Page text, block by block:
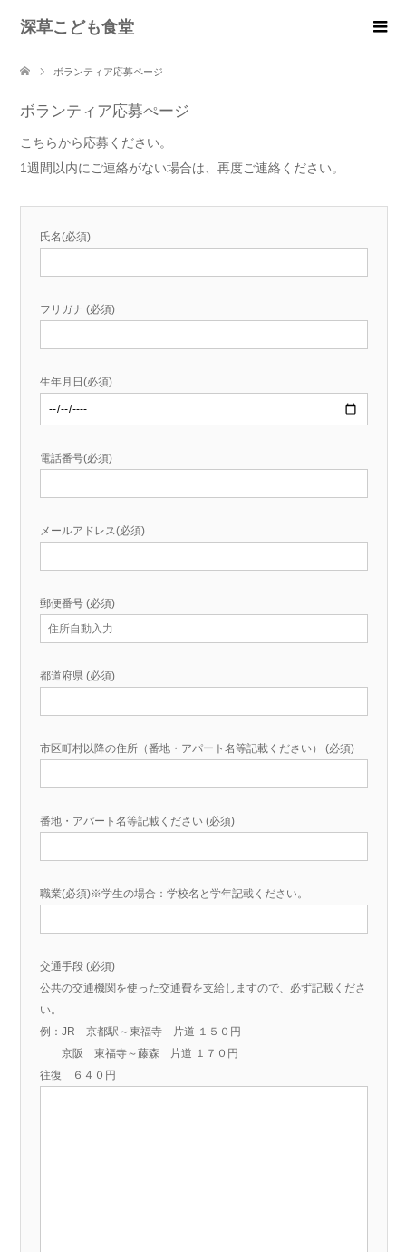
深草こども食堂
ボランティア応募ページ
ボランティア応募ぺージ
こちらから応募ください。
1週間以内にご連絡がない場合は、再度ご連絡ください。
氏名(必須)
フリガナ (必須)
生年月日(必須)
電話番号(必須)
メールアドレス(必須)
郵便番号 (必須)
都道府県 (必須)
市区町村以降の住所（番地・アパート名等記載ください） (必須)
番地・アパート名等記載ください (必須)
職業(必須)※学生の場合：学校名と学年記載ください。
交通手段 (必須)
公共の交通機関を使った交通費を支給しますので、必ず記載くださ
い。
例：JR 京都駅～東福寺 片道 １５０円
京阪 東福寺～藤森 片道 １７０円
往復 ６４０円